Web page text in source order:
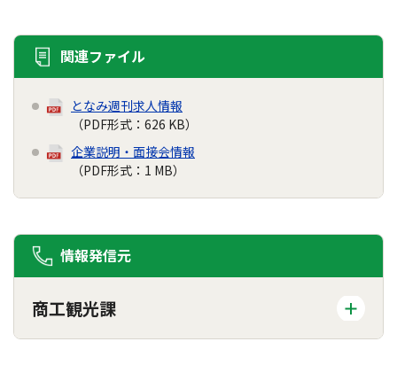
関連ファイル
となみ週刊求人情報
（PDF形式：626 KB）
企業説明・面接会情報
（PDF形式：1 MB）
情報発信元
商工観光課